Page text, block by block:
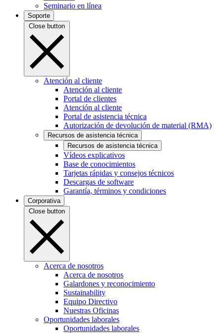
Seminario en línea
Soporte
Close button
Atención al cliente
Atención al cliente
Portal de clientes
Atención al cliente
Portal de asistencia técnica
Autorización de devolución de material (RMA)
Recursos de asistencia técnica
Recursos de asistencia técnica
Vídeos explicativos
Base de conocimientos
Tarjetas rápidas y consejos técnicos
Descargas de software
Garantía, términos y condiciones
Corporativa
Close button
Acerca de nosotros
Acerca de nosotros
Galardones y reconocimiento
Sustainability
Equipo Directivo
Nuestras Oficinas
Oportunidades laborales
Oportunidades laborales